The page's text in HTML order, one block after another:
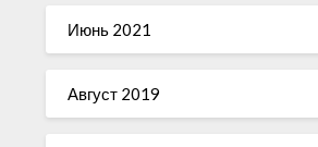
Июнь 2021
Август 2019